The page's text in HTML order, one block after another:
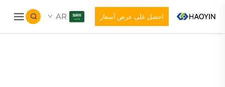
احصل على عرض أسعار AR